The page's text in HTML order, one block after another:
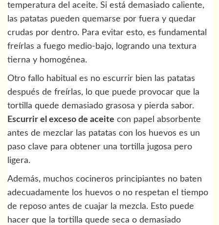
temperatura del aceite. Si está demasiado caliente,
las patatas pueden quemarse por fuera y quedar
crudas por dentro. Para evitar esto, es fundamental
freírlas a fuego medio-bajo, logrando una textura
tierna y homogénea.
Otro fallo habitual es no escurrir bien las patatas
después de freírlas, lo que puede provocar que la
tortilla quede demasiado grasosa y pierda sabor.
Escurrir el exceso de aceite con papel absorbente
antes de mezclar las patatas con los huevos es un
paso clave para obtener una tortilla jugosa pero
ligera.
Además, muchos cocineros principiantes no baten
adecuadamente los huevos o no respetan el tiempo
de reposo antes de cuajar la mezcla. Esto puede
hacer que la tortilla quede seca o demasiado